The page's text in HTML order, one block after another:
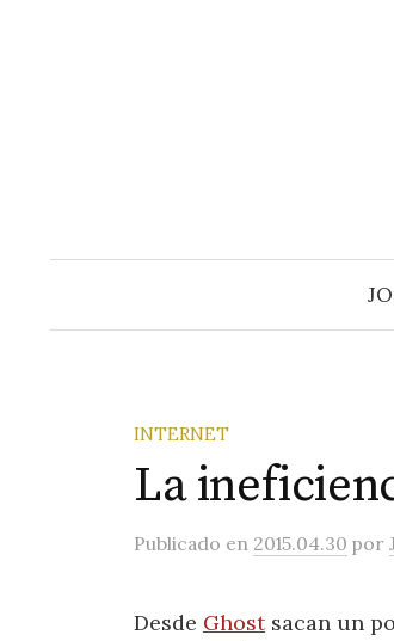
INTERNET
La
Publicado en 2015.04.30 por
Desde Ghostsacan un